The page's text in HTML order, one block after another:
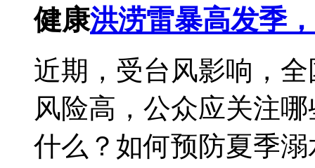
健康洪涝雷暴高发季
近期，受台风影响，
风险高，公众应关注
什么？如何预防夏季